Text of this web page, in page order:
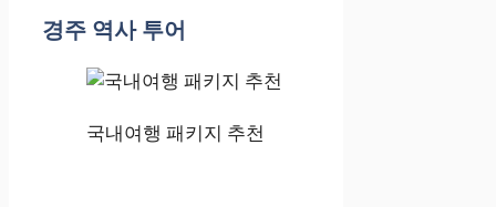
경주 역사 투어
국내여행 패키지 추천